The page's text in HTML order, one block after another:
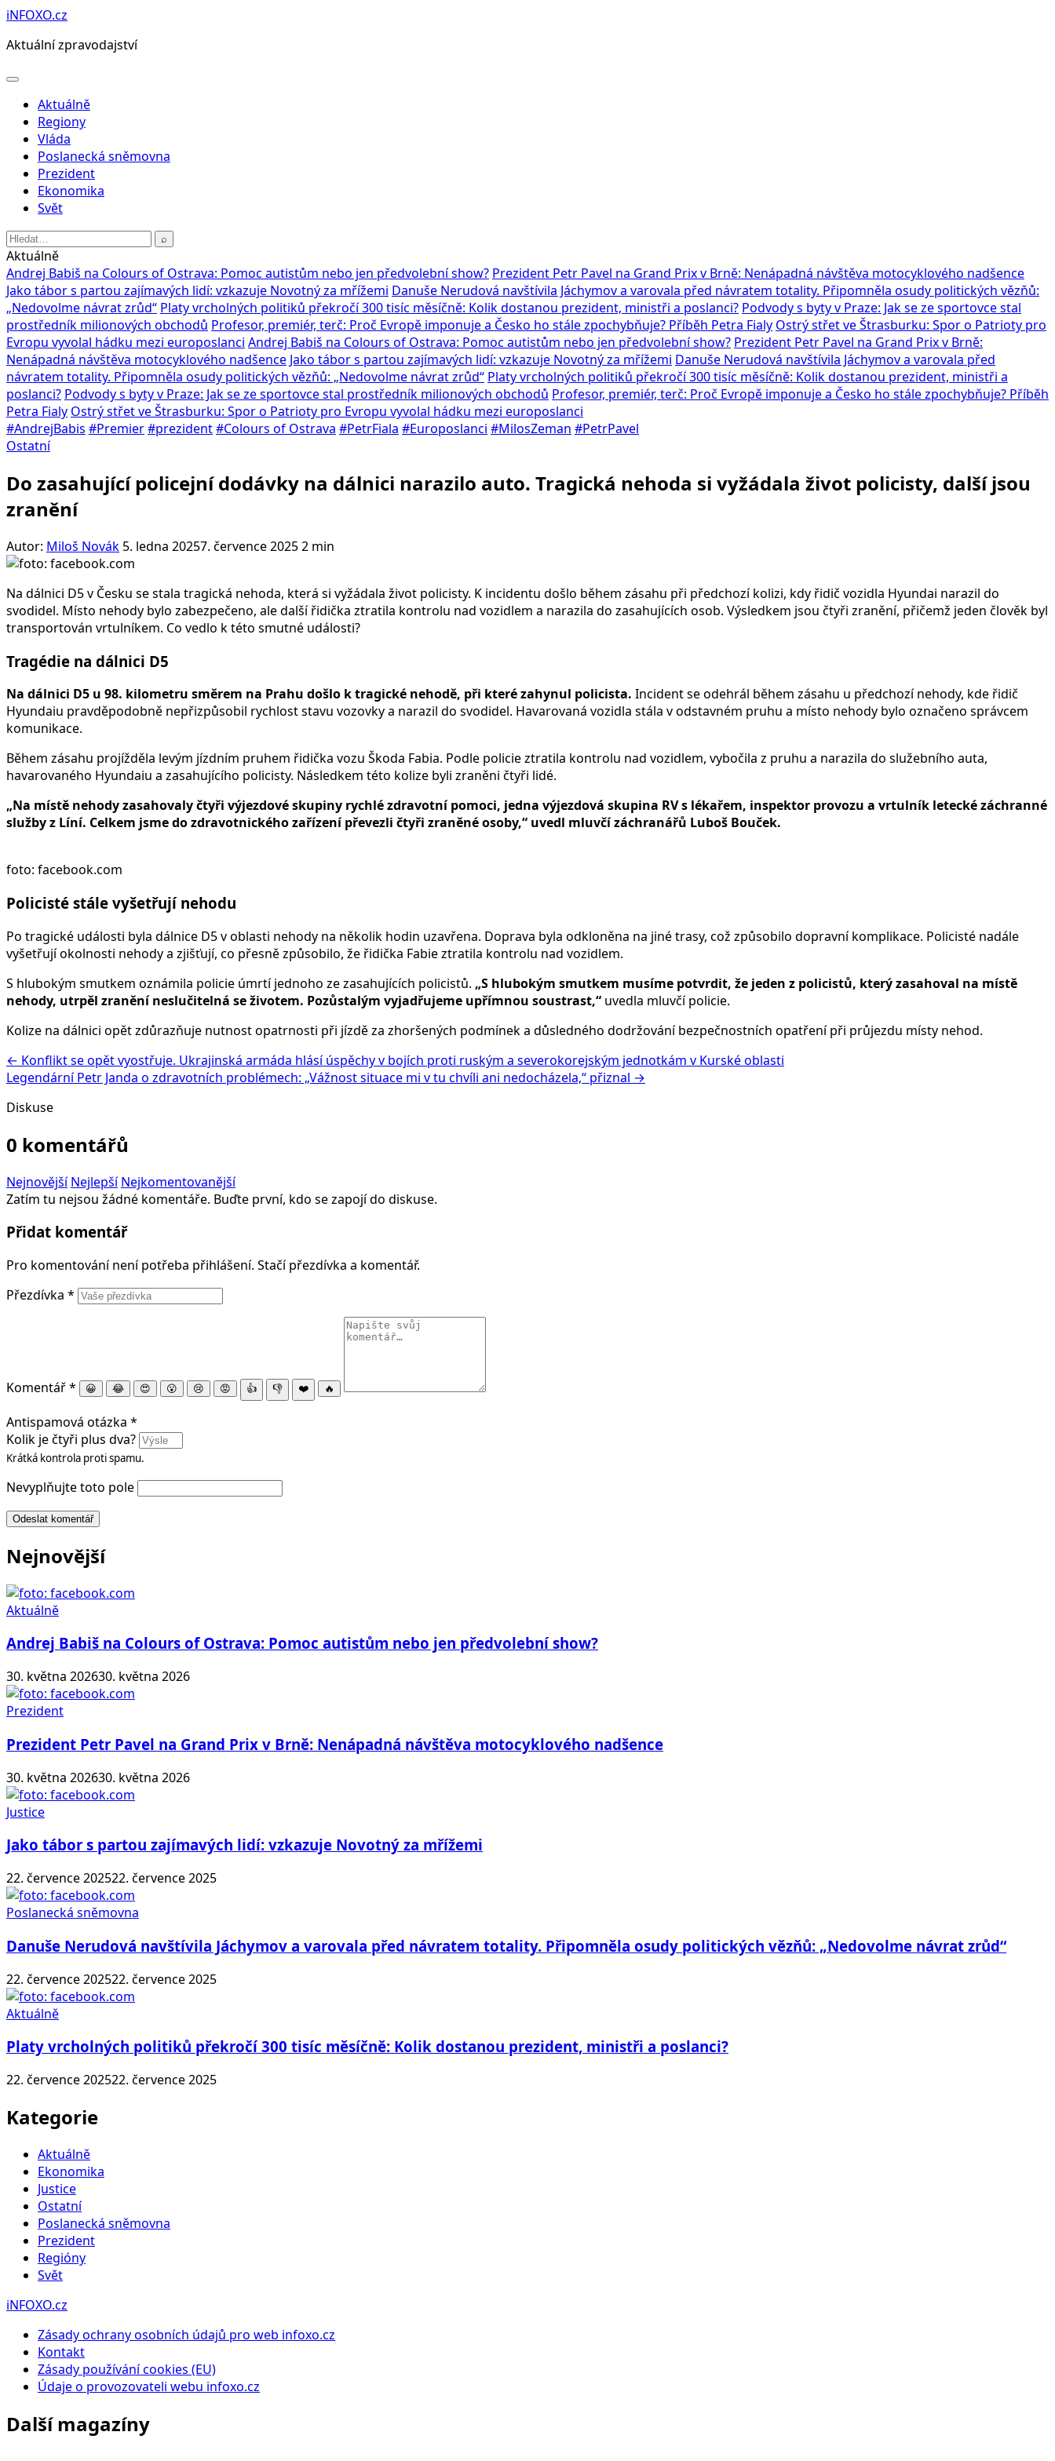
Přeskočit
obsah
iNFOXO.cz
Aktuální zpravodajství
Otevřít
Aktuálně
Regiony
Vláda
Poslanecká sněmovna
Prezident
Ekonomika
Svět
Hledat:
⌕
Aktuálně
Andrej Babiš na Colours of Ostrava: Pomoc autistům nebo jen předvolební show? Prezident Petr Pavel na Grand Prix v Brně: Nenápadná návštěva motocyklového nadšence
Jako tábor s partou zajímavých lidí: vzkazuje Novotný za mřížemi Danuše Nerudová navštívila Jáchymov a varovala před návratem totality. Připomněla osudy politických vězňů:
„Nedovolme návrat zrůd“ Platy vrcholných politiků překročí 300 tisíc měsíčně: Kolik dostanou prezident, ministři a poslanci? Podvody s byty v Praze: Jak se ze sportovce stal
prostředník milionových obchodů Profesor, premiér, terč: Proč Evropě imponuje a Česko ho stále zpochybňuje? Příběh Petra Fialy Ostrý střet ve Štrasburku: Spor o Patrioty pro
Evropu vyvolal hádku mezi europoslanci Andrej Babiš na Colours of Ostrava: Pomoc autistům nebo jen předvolební show? Prezident Petr Pavel na Grand Prix v Brně:
Nenápadná návštěva motocyklového nadšence Jako tábor s partou zajímavých lidí: vzkazuje Novotný za mřížemi Danuše Nerudová navštívila Jáchymov a varovala před
návratem totality. Připomněla osudy politických vězňů: „Nedovolme návrat zrůd“ Platy vrcholných politiků překročí 300 tisíc měsíčně: Kolik dostanou prezident, ministři a
poslanci? Podvody s byty v Praze: Jak se ze sportovce stal prostředník milionových obchodů Profesor, premiér, terč: Proč Evropě imponuje a Česko ho stále zpochybňuje? Příběh
Petra Fialy Ostrý střet ve Štrasburku: Spor o Patrioty pro Evropu vyvolal hádku mezi europoslanci
#AndrejBabis #Premier#prezident#Colours of Ostrava #PetrFiala #Europoslanci #MilosZeman #PetrPavel
Ostatní
Do zasahující policejní dodávky na dálnici narazilo auto. Tragická nehoda si vyžádala život policisty, další jsou
zranění
Autor: Miloš Novák 5. ledna 20257. července 20252 min
Na dálnici D5 v Česku se stala tragická nehoda, která si vyžádala život policisty. K incidentu došlo během zásahu při předchozí kolizi, kdy řidič vozidla Hyundai narazil do
svodidel. Místo nehody bylo zabezpečeno, ale další řidička ztratila kontrolu nad vozidlem a narazila do zasahujících osob. Výsledkem jsou čtyři zranění, přičemž jeden člověk byl
transportován vrtulníkem. Co vedlo k této smutné události?
Tragédie na dálnici D5
Na dálnici D5 u 98. kilometru směrem na Prahu došlo k tragické nehodě, při které zahynul policista. Incident se odehrál během zásahu u předchozí nehody, kde řidič
Hyundaiu pravděpodobně nepřizpůsobil rychlost stavu vozovky a narazil do svodidel. Havarovaná vozidla stála v odstavném pruhu a místo nehody bylo označeno správcem
komunikace.
Během zásahu projížděla levým jízdním pruhem řidička vozu Škoda Fabia. Podle policie ztratila kontrolu nad vozidlem, vybočila z pruhu a narazila do služebního auta,
havarovaného Hyundaiu a zasahujícího policisty. Následkem této kolize byli zraněni čtyři lidé.
„Na místě nehody zasahovaly čtyři výjezdové skupiny rychlé zdravotní pomoci, jedna výjezdová skupina RV s lékařem, inspektor provozu a vrtulník letecké záchranné
služby z Líní. Celkem jsme do zdravotnického zařízení převezli čtyři zraněné osoby,“ uvedl mluvčí záchranářů Luboš Bouček.
foto: facebook.com
Policisté stále vyšetřují nehodu
Po tragické události byla dálnice D5 v oblasti nehody na několik hodin uzavřena. Doprava byla odkloněna na jiné trasy, což způsobilo dopravní komplikace. Policisté nadále
vyšetřují okolnosti nehody a zjišťují, co přesně způsobilo, že řidička Fabie ztratila kontrolu nad vozidlem.
S hlubokým smutkem oznámila policie úmrtí jednoho ze zasahujících policistů. „S hlubokým smutkem musíme potvrdit, že jeden z policistů, který zasahoval na místě
nehody, utrpěl zranění neslučitelná se životem. Pozůstalým vyjadřujeme upřímnou soustrast,“ uvedla mluvčí policie.
Kolize na dálnici opět zdůrazňuje nutnost opatrnosti při jízdě za zhoršených podmínek a důsledného dodržování bezpečnostních opatření při průjezdu místy nehod.
← Konflikt se opět vyostřuje. Ukrajinská armáda hlásí úspěchy v bojích proti ruským a severokorejským jednotkám v Kurské oblasti
Legendární Petr Janda o zdravotních problémech: „Vážnost situace mi v tu chvíli ani nedocházela,“ přiznal →
Diskuse
0 komentářů
Nejnovější Nejlepší Nejkomentovanější
Zatím tu nejsou žádné komentáře. Buďte první, kdo se zapojí do diskuse.
Přidat komentář
Pro komentování není potřeba přihlášení. Stačí přezdívka a komentář.
Přezdívka *
Komentář* 😀 😂 😍 😮 😢 😡 👍 👎 ❤️ 🔥
Antispamová otázka *
Kolik je čtyři plus dva?
Krátká kontrola proti spamu.
Nevyplňujte toto pole
Odeslat komentář
Nejnovější
Aktuálně
Andrej Babiš na Colours of Ostrava: Pomoc autistům nebo jen předvolební show?
30. května 202630. května 2026
Prezident
Prezident Petr Pavel na Grand Prix v Brně: Nenápadná návštěva motocyklového nadšence
30. května 202630. května 2026
Justice
Jako tábor s partou zajímavých lidí: vzkazuje Novotný za mřížemi
22. července 202522. července 2025
Poslanecká sněmovna
Danuše Nerudová navštívila Jáchymov a varovala před návratem totality. Připomněla osudy politických vězňů: „Nedovolme návrat zrůd“
22. července 202522. července 2025
Aktuálně
Platy vrcholných politiků překročí 300 tisíc měsíčně: Kolik dostanou prezident, ministři a poslanci?
22. července 202522. července 2025
Kategorie
Aktuálně
Ekonomika
Justice
Ostatní
Poslanecká sněmovna
Prezident
Regióny
Svět
iNFOXO.cz
Zásady ochrany osobních údajů pro web infoxo.cz
Kontakt
Zásady používání cookies (EU)
Údaje o provozovateli webu infoxo.cz
Další magazíny